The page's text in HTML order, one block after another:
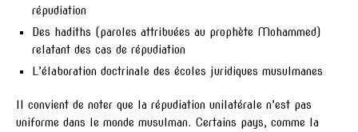
répudiation
Des hadiths (paroles attribuées au prophète Mohammed)
relatant des cas de répudiation
L’élaboration doctrinale des écoles juridiques musulmanes
Il convient de noter que la répudiation unilatérale n’est pas
uniforme dans le monde musulman. Certains pays, comme la